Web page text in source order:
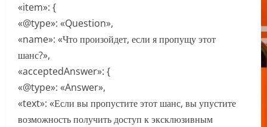
«item»: {
«@type»: «Question»,
«name»: «Что произойдет, если я пропущу этот
шанс?»,
«acceptedAnswer»: {
«@type»: «Answer»,
«text»: «Если вы пропустите этот шанс, вы упустите
возможность получить доступ к эксклюзивным